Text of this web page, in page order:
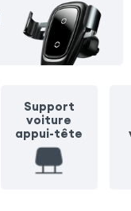
Support
voiture
appui-tête